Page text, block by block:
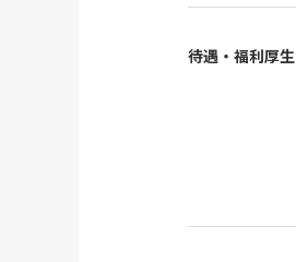
待遇・福利厚生